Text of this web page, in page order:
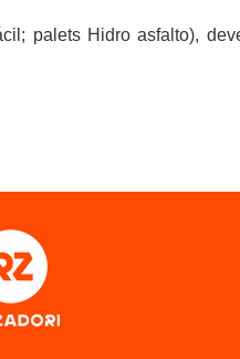
palets Hidro asfalto),